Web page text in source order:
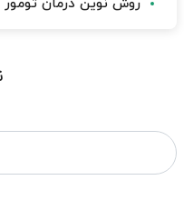
روش نوین درمان